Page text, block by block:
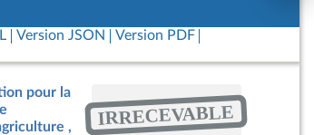
Version JSON
Version PDF
pour la
,
IRRECEVABLE